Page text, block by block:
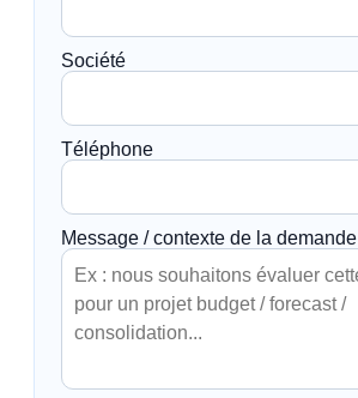
Société
Téléphone
Message / contexte de la demande